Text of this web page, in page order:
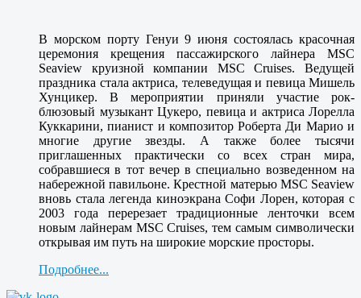
В морском порту Генуи 9 июня состоялась красочная
церемония крещения пассажирского лайнера MSC
Seaview круизной компании MSC Cruises. Ведущей
праздника стала актриса, телеведущая и певица Мишель
Хунцикер. В мероприятии приняли участие рок-
блюзовый музыкант Цукеро, певица и актриса Лорелла
Куккарини, пианист и композитор Роберта Ди Марио и
многие другие звезды. А также более тысячи
приглашенных практически со всех стран мира,
собравшиеся в тот вечер в специально возведенном на
набережной павильоне. Крестной матерью MSC Seaview
вновь стала легенда киноэкрана Софи Лорен, которая с
2003 года перерезает традиционные ленточки всем
новым лайнерам MSC Cruises, тем самым символически
открывая им путь на широкие морские просторы.
Подробнее...